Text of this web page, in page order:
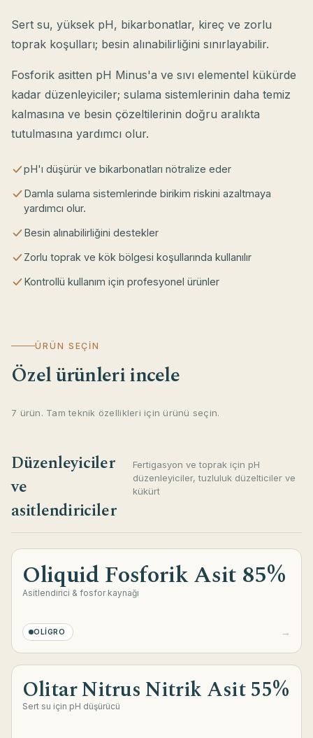
Sert su, yüksek pH, bikarbonatlar, kireç ve zorlu
toprak koşulları; besin alınabilirliğini sınırlayabilir.
Fosforik asitten pH Minus'a ve sıvı elementel kükürde
kadar düzenleyiciler; sulama sistemlerinin daha temiz
kalmasına ve besin çözeltilerinin doğru aralıkta
tutulmasına yardımcı olur.
pH'ı düşürür ve bikarbonatları nötralize eder
Damla sulama sistemlerinde birikim riskini azaltmaya
yardımcı olur.
Besin alınabilirliğini destekler
Zorlu toprak ve kök bölgesi koşullarında kullanılır
Kontrollü kullanım için profesyonel ürünler
ÜRÜN SEÇIN
Özel ürünleri incele
7 ürün. Tam teknik özellikleri için ürünü seçin.
Düzenleyiciler
ve
asitlendiriciler
Fertigasyon ve toprak için pH
düzenleyiciler, tuzluluk düzelticiler ve
kükürt
Oliquid Fosforik Asit 85%
Asitlendirici & fosfor kaynağı
OLIGRO →
Olitar Nitrus Nitrik Asit 55%
Sert su için pH düşürücü